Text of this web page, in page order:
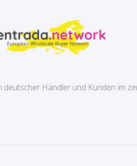
deutscher Händler und Kunden im